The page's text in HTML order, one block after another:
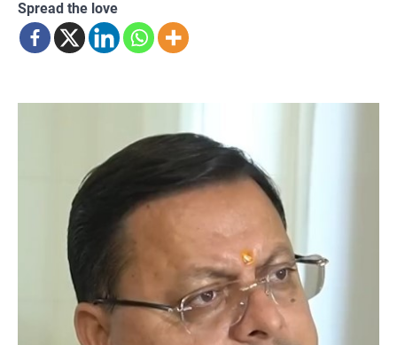
Spread the love